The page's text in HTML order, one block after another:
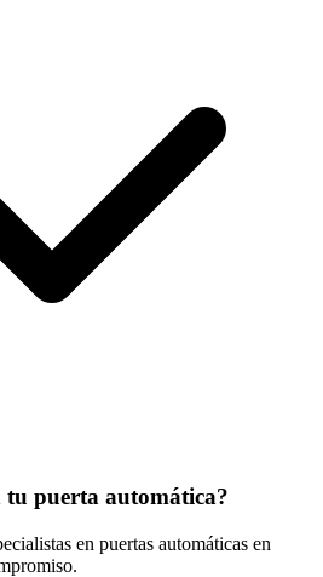
tu puerta automática?
en puertas automáticas en